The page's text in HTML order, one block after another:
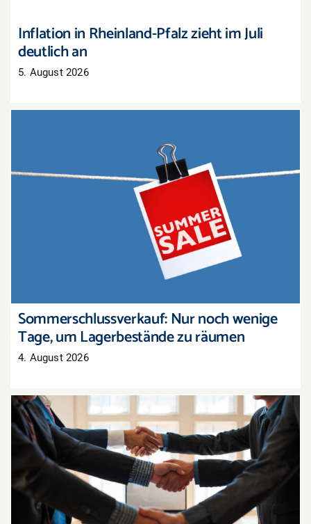
Inflation in Rheinland-Pfalz zieht im Juli
deutlich an
5. August 2026
Sommerschlussverkauf: Nur noch wenige Tage,
um Lagerbestände zu räumen
Sommerschlussverkauf: Nur noch wenige
Tage, um Lagerbestände zu räumen
4. August 2026
Tarifabschluss in der Pfalz: Groß- und
Außenhandel übernimmt bayerisches Ergebnis